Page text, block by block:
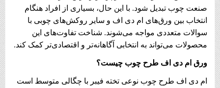
صنعت چوب تبدیل شود. با این حال، بسیاری از افراد هنگام
انتخاب بین ورق‌های ام دی اف و سایر روکش‌های چوبی با
سوالات متعددی مواجه می‌شوند. شناخت تفاوت‌های این
محصولات می‌تواند به انتخابی آگاهانه‌تر و اقتصادی‌تر کمک کند.
ورق ام دی اف طرح چوب چیست؟
ام دی اف طرح چوب نوعی تخته فیبر با چگالی متوسط است